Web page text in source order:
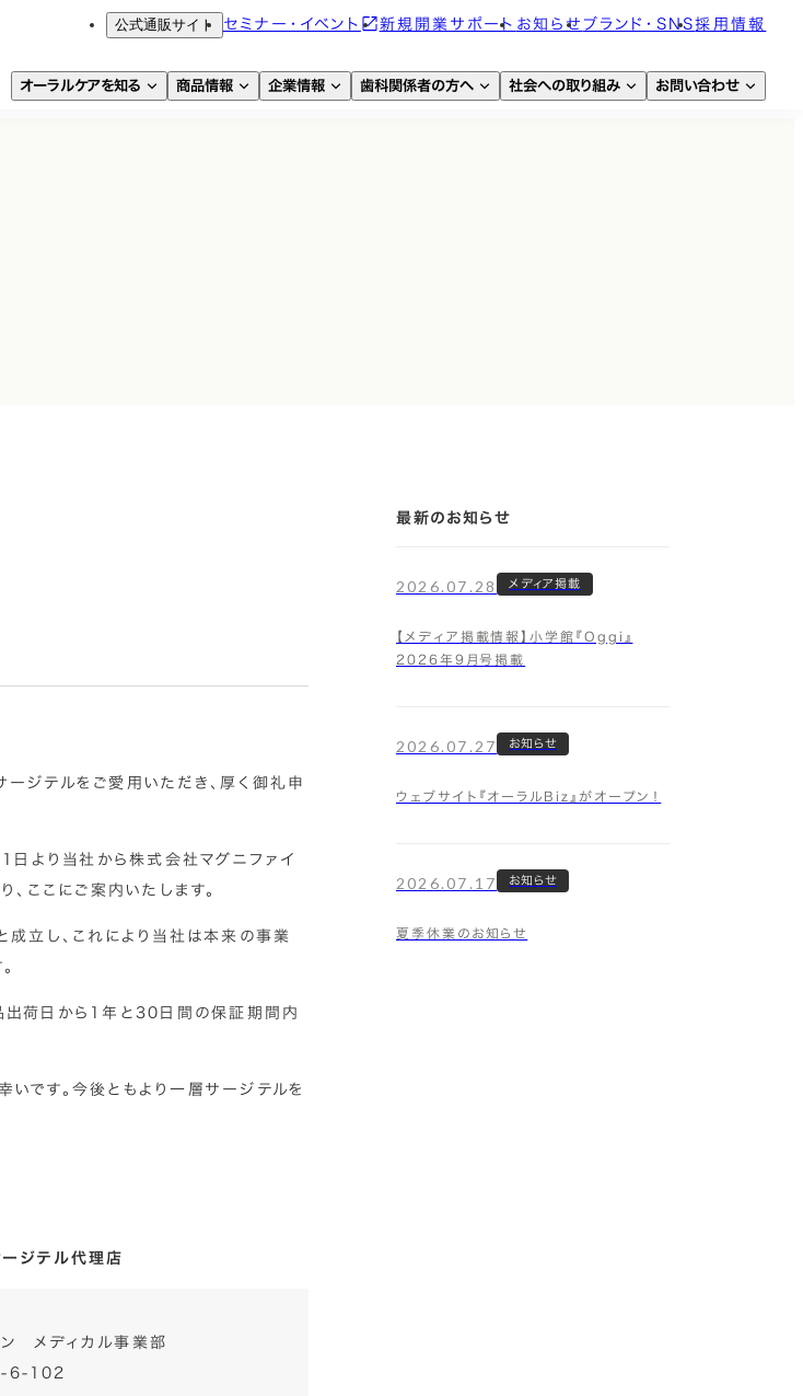
公式通販サイト セミナー・イベント 新規開業サポート お知らせ ブランド・SNS採用情報
オーラルケアを知る 商品情報 企業情報 歯科関係者の方へ 社会への取り組み お問い合わせ
ジテルをご愛用いただき、厚く御礼申
より当社から株式会社マグニファイ
ここにご案内いたします。
立し、これにより当社は本来の事業
出荷日から1年と30日間の保証期間内
です。今後ともより一層サージテルを
ジテル代理店
ン メディカル事業部
6-102
最新のお知らせ
2026.07.28 メディア掲載
【メディア掲載情報】小学館『Oggi』
2026年9月号掲載
2026.07.27 お知らせ
ウェブサイト『オーラルBiz』がオープン！
2026.07.17 お知らせ
夏季休業のお知らせ